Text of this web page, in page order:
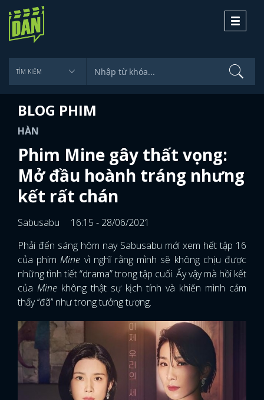
Toggle
BLOG PHIM
HÀN
Phim Mine gây thất vọng:
Mở đầu hoành tráng nhưng
kết rất chán
Sabusabu
16:15 - 28/06/2021
Phải đến sáng hôm nay Sabusabu mới xem hết tập 16
của phimMine vì nghĩ rằng mình sẽ không chịu được
những tình tiết “drama” trong tập cuối. Ấy vậy mà hồi kết
của Mine không thật sự kịch tính và khiến mình cảm
thấy ‘‘đã’’ như trong tưởng tượng.